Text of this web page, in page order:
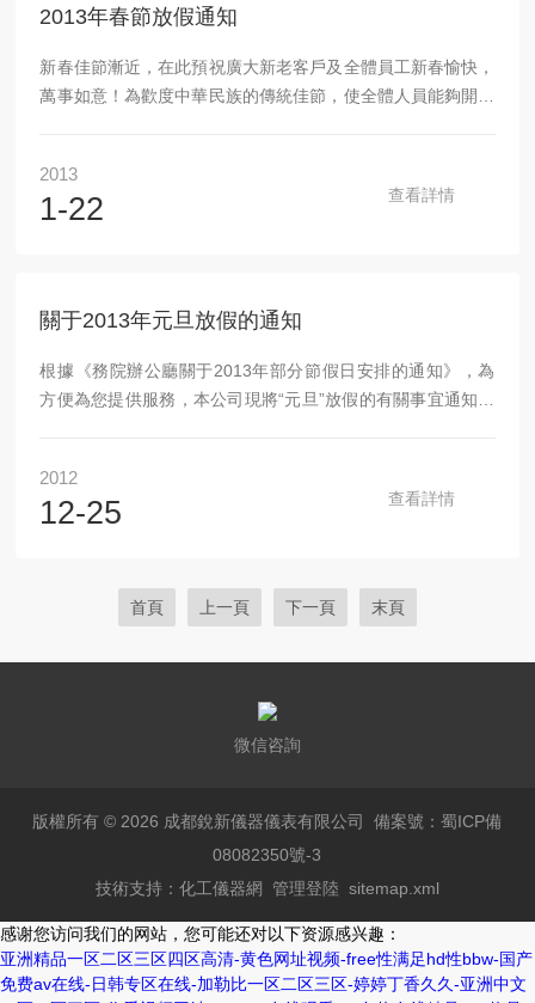
2013年春節放假通知
新春佳節漸近，在此預祝廣大新老客戶及全體員工新春愉快，
萬事如意！為歡度中華民族的傳統佳節，使全體人員能夠開開
式上班。二、注意事項：1、在放假期間為了公司的財務安
全，請各位同事在離開公司前做好各項防護工作，關好電源、
2013
1-22 查看詳情
關于2013年元旦放假的通知
根據《務院辦公廳關于2013年部分節假日安排的通知》，為
方便為您提供服務，本公司現將“元旦”放假的有關事宜通知如
員祝您節日愉快！成都銳新儀器儀表有限公司2012年12月25
2012
12-25 查看詳情
首頁 上一頁 下一頁 末頁
微信咨詢
版權所有 © 2026 成都銳新儀器儀表有限公司備案號：蜀ICP備
08082350號-3
技術支持： 化工儀器網 管理登陸 sitemap.xml
感谢您访问我们的网站，您可能还对以下资源感兴趣：
亚洲精品一区二区三区四区高清-黄色网址视频-free性满足hd性bbw-国产
免费av在线-日韩专区在线-加勒比一区二区三区-婷婷丁香久久-亚洲中文